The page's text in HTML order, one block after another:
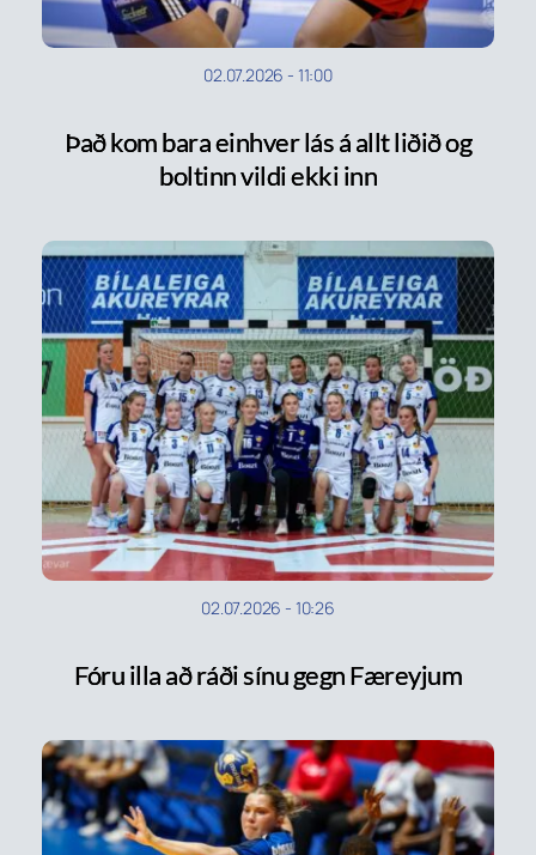
02.07.2026 - 11:00
Það kom bara einhver lás á allt liðið og
boltinn vildi ekki inn
02.07.2026 - 10:26
Fóru illa að ráði sínu gegn Færeyjum